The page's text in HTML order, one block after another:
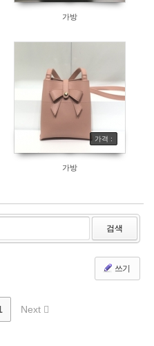
가방
가격 :
가방
검색
쓰기
Next